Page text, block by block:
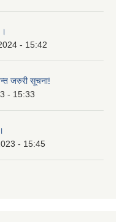
- 15:42
जरुरी सूचना!
- 15:33
- 15:45